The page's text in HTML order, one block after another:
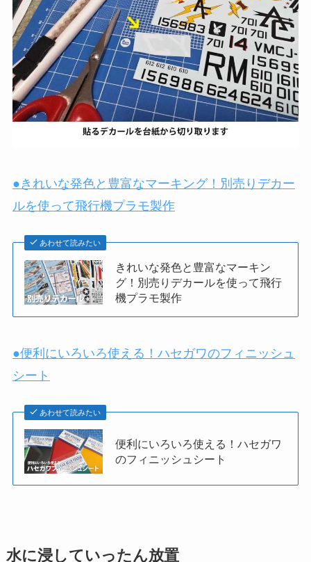
●きれいな発色と豊富なマーキング！別売りデカー
ルを使って飛行機プラモ製作
あわせて読みたい
きれいな発色と豊富なマーキン
グ！別売りデカールを使って飛行
機プラモ製作
●便利にいろいろ使える！ハセガワのフィニッシュ
シート
あわせて読みたい
便利にいろいろ使える！ハセガワ
のフィニッシュシート
水に浸していったん放置